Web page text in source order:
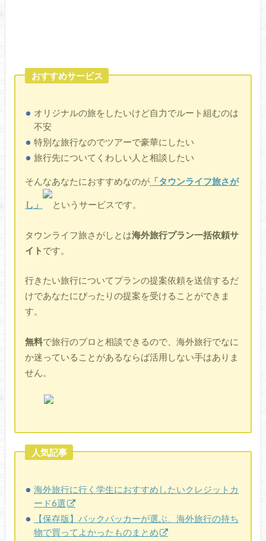
おすすめサービス
オリジナルの旅をしたいけど自力でルート組むのは
不安
特別な旅行なのでツアーで豪華にしたい
旅行先についてくわしい人と相談したい
そんなあなたにおすすめなのが「タウンライフ旅さが
し」 というサービスです。
タウンライフ旅さがしとは海外旅行プラン一括依頼サ
イト です。
行きたい旅行についてプランの提案依頼を送信するだ
けであなたにぴったりの提案を受けることができま
す。
無料で旅行のプロと相談できるので、海外旅行でなに
か迷っていることがあるならば活用しない手はありま
せん。
人気記事
海外旅行に行く学生におすすめしたいクレジットカ
ード6選
【保存版】バックパッカーが選ぶ、海外旅行の持ち
物で買ってよかったものまとめ